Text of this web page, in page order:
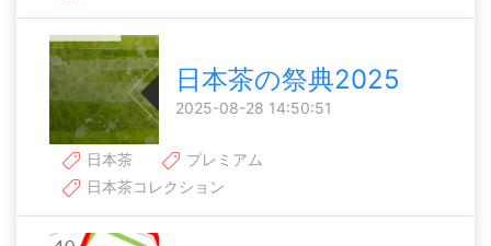
日本茶の祭典2025
2025-08-28 14:50:51
日本茶
プレミアム
日本茶コレクション